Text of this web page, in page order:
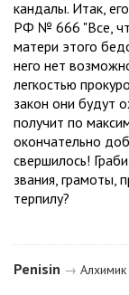
кандалы. Итак,
РФ № 666 "Все,
матери этого
него нет
легкостью
закон они будут
получит по
окончательно
свершилось!
звания, грамоты,
терпилу?
Penisin → Алхимик